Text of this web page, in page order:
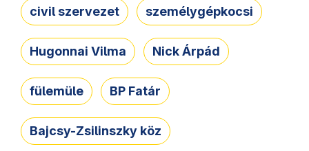
civil szervezet személygépkocsi
Hugonnai Vilma Nick Árpád
fülemüle BP Fatár
Bajcsy-Zsilinszky köz